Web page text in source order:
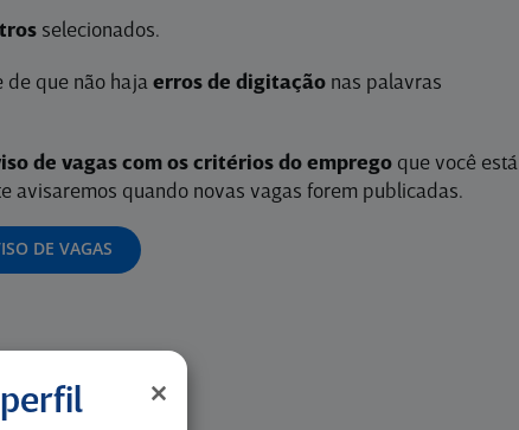
selecionados.
de que não haja erros de digitaçãonas palavras
de vagas com os critérios do empregoque você está
avisaremos quando novas vagas forem publicadas.
DE VAGAS
perfil